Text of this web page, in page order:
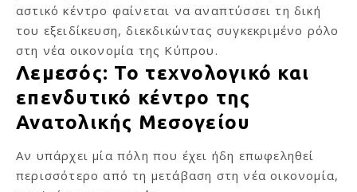
αστικό κέντρο φαίνεται να αναπτύσσει τη δική
του εξειδίκευση, διεκδικώντας συγκεκριμένο ρόλο
στη νέα οικονομία της Κύπρου.
Λεμεσός: Το τεχνολογικό και
επενδυτικό κέντρο της
Ανατολικής Μεσογείου
Αν υπάρχει μία πόλη που έχει ήδη επωφεληθεί
περισσότερο από τη μετάβαση στη νέα οικονομία,